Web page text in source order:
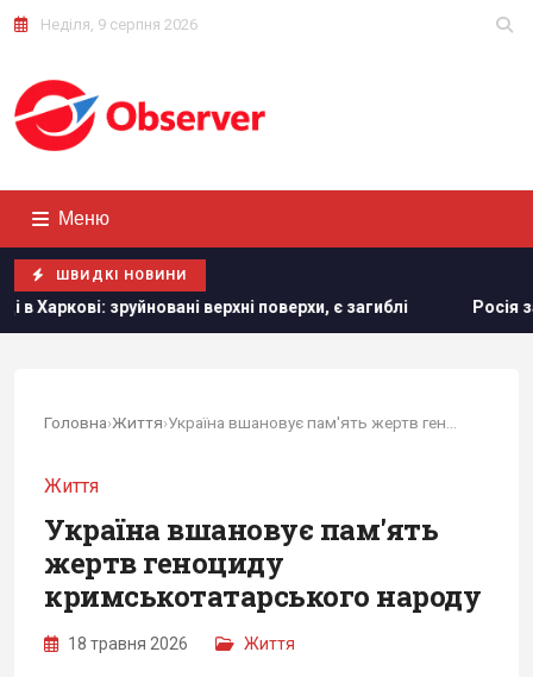
Неділя, 9 серпня 2026
Меню
ШВИДКІ НОВИНИ
поверхи, є загиблі Росія завдала по Одесі масованого
Головна›Життя›
Життя
Україна вшановує пам'ять
жертв геноциду
кримськотатарського народу
18 травня 2026 Життя